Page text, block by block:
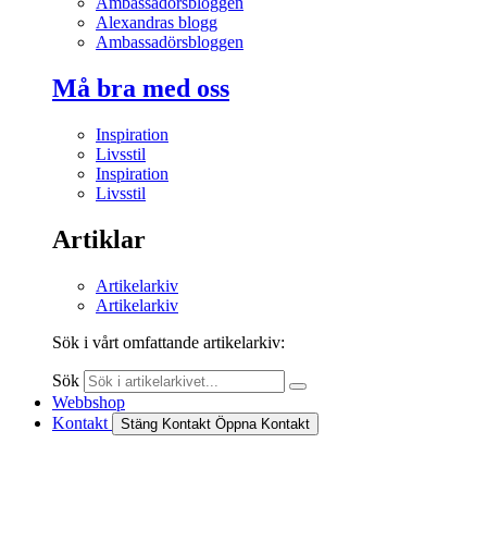
Alexandras blogg
Ambassadörsbloggen
Må bra med oss
Inspiration
Livsstil
Inspiration
Livsstil
Artiklar
Artikelarkiv
Artikelarkiv
Sök i vårt omfattande artikelarkiv:
Sök
Webbshop
Kontakt
Stäng Kontakt Öppna Kontakt